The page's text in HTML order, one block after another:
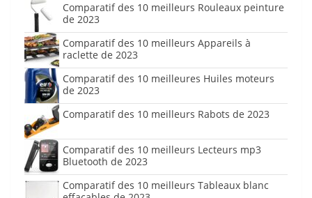
Comparatif des 10 meilleurs Rouleaux peinture
de 2023
Comparatif des 10 meilleurs Appareils à
raclette de 2023
Comparatif des 10 meilleures Huiles moteurs
de 2023
Comparatif des 10 meilleurs Rabots de 2023
Comparatif des 10 meilleurs Lecteurs mp3
Bluetooth de 2023
Comparatif des 10 meilleurs Tableaux blanc